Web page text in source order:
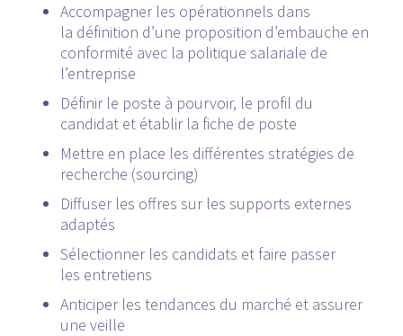
Accompagner les opérationnels dans
la définition d’une proposition d’embauche en
conformité avec la politique salariale de
l’entreprise
Définir le poste à pourvoir, le profil du
candidat et établir la fiche de poste
Mettre en place les différentes stratégies de
recherche (sourcing)
Diffuser les offres sur les supports externes
adaptés
Sélectionner les candidats et faire passer
les entretiens
Anticiper les tendances du marché et assurer
une veille